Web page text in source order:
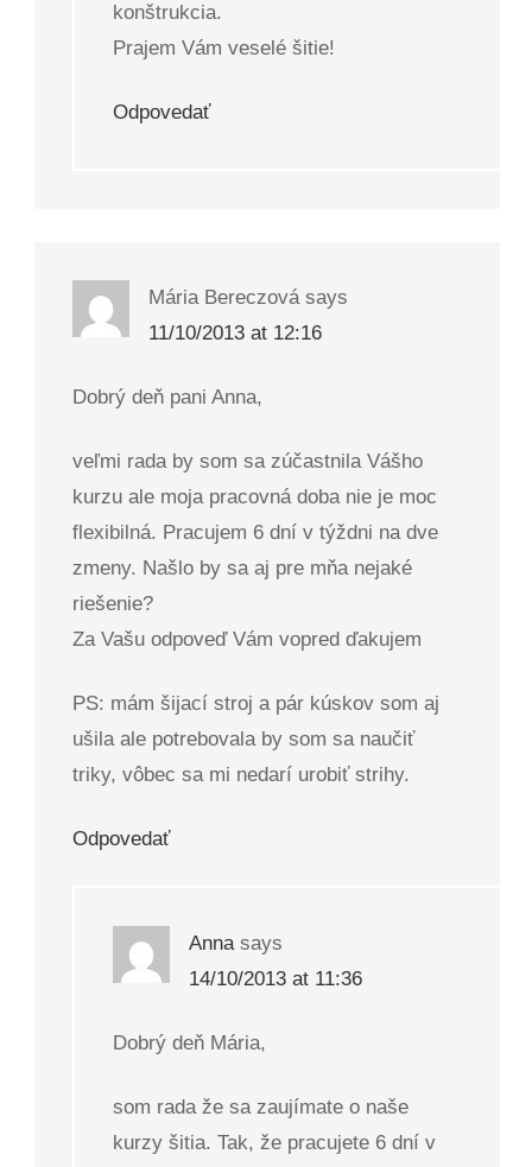
konštrukcia.
Prajem Vám veselé šitie!
Odpovedať
Mária Bereczová says
11/10/2013 at 12:16
Dobrý deň pani Anna,
veľmi rada by som sa zúčastnila Vášho
kurzu ale moja pracovná doba nie je moc
flexibilná. Pracujem 6 dní v týždni na dve
zmeny. Našlo by sa aj pre mňa nejaké
riešenie?
Za Vašu odpoveď Vám vopred ďakujem
PS: mám šijací stroj a pár kúskov som aj
ušila ale potrebovala by som sa naučiť
triky, vôbec sa mi nedarí urobiť strihy.
Odpovedať
Anna says
14/10/2013 at 11:36
Dobrý deň Mária,
som rada že sa zaujímate o naše
kurzy šitia. Tak, že pracujete 6 dní v